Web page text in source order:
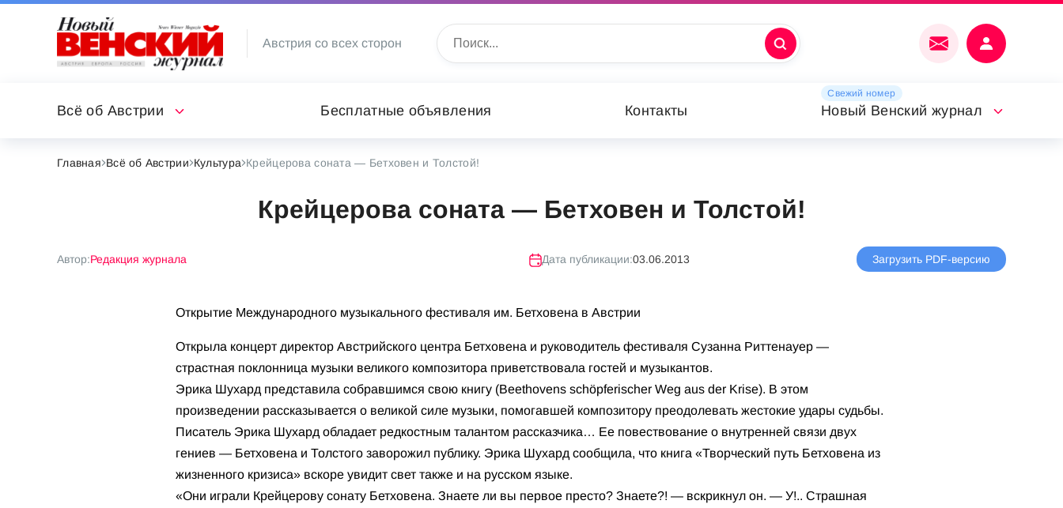
Австрия со всех сторон
Всё об Австрии Бесплатные объявления Контакты
Свежий номер
Новый Венский журнал
Главная Всё об Австрии Культура Крейцерова соната — Бетховен и Толстой!
Крейцерова соната — Бетховен и Толстой!
Автор:Редакция журнала Дата публикации:03.06.2013 Загрузить PDF-версию
Открытие Международного музыкального фестиваля им. Бетховена в Австрии
Открыла концерт директор Австрийского центра Бетховена и руководитель фестиваля Сузанна Риттенауер —
страстная поклонница музыки великого композитора приветствовала гостей и музыкантов.
Эрика Шухард представила собравшимся свою книгу (Beethovens schöpferischer Weg aus der Krise). В этом
произведении рассказывается о великой силе музыки, помогавшей композитору преодолевать жестокие удары судьбы.
Писатель Эрика Шухард обладает редкостным талантом рассказчика… Ее повествование о внутренней связи двух
гениев — Бетховена и Толстого заворожил публику. Эрика Шухард сообщила, что книга «Творческий путь Бетховена из
жизненного кризиса» вскоре увидит свет также и на русском языке.
«Они играли Крейцерову сонату Бетховена. Знаете ли вы первое престо? Знаете?! — вскрикнул он. — У!.. Страшная